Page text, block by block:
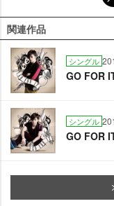
関連作品
シングル
GO FOR
シングル
GO FOR